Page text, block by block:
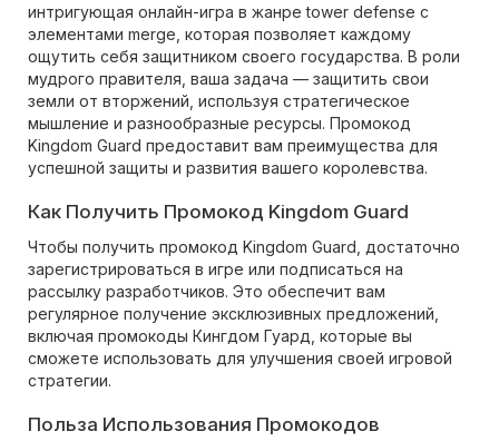
интригующая онлайн-игра в жанре tower defense с
элементами merge, которая позволяет каждому
ощутить себя защитником своего государства. В роли
мудрого правителя, ваша задача — защитить свои
земли от вторжений, используя стратегическое
мышление и разнообразные ресурсы. Промокод
Kingdom Guard предоставит вам преимущества для
успешной защиты и развития вашего королевства.
Как Получить Промокод Kingdom Guard
Чтобы получить промокод Kingdom Guard, достаточно
зарегистрироваться в игре или подписаться на
рассылку разработчиков. Это обеспечит вам
регулярное получение эксклюзивных предложений,
включая промокоды Кингдом Гуард, которые вы
сможете использовать для улучшения своей игровой
стратегии.
Польза Использования Промокодов